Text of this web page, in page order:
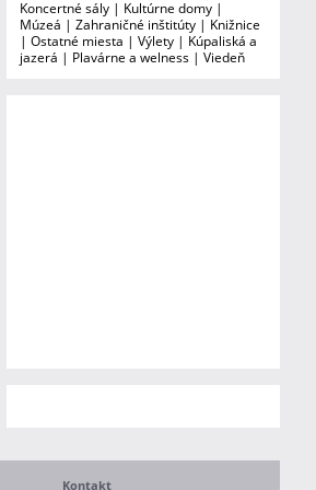
Koncertné sály | Kultúrne domy |
Múzeá | Zahraničné inštitúty | Knižnice
| Ostatné miesta | Výlety | Kúpaliská a
jazerá | Plavárne a welness | Viedeň
Kontakt